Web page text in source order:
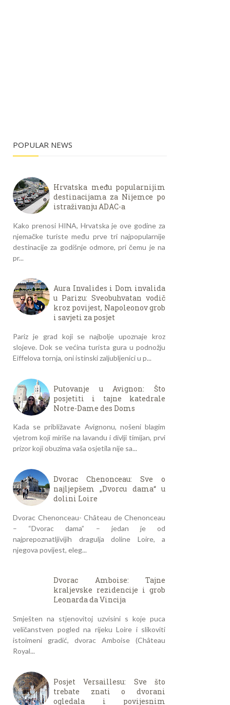
POPULAR NEWS
Hrvatska među popularnijim
destinacijama za Nijemce po
istraživanju ADAC-a
Kako prenosi HINA, Hrvatska je ove godine za
njemačke turiste među prve tri najpopularnije
destinacije za godišnje odmore, pri čemu je na
pr...
Aura Invalides i Dom invalida
u Parizu: Sveobuhvatan vodič
kroz povijest, Napoleonov grob
i savjeti za posjet
Pariz je grad koji se najbolje upoznaje kroz
slojeve. Dok se većina turista gura u podnožju
Eiffelova tornja, oni istinski zaljubljenici u p...
Putovanje u Avignon: Što
posjetiti i tajne katedrale
Notre-Dame des Doms
Kada se približavate Avignonu, nošeni blagim
vjetrom koji miriše na lavandu i divlji timijan, prvi
prizor koji obuzima vaša osjetila nije sa...
Dvorac Chenonceau: Sve o
najljepšem „Dvorcu dama“ u
dolini Loire
Dvorac Chenonceau- Château de Chenonceau
– “Dvorac dama” – jedan je od
najprepoznatljivijih dragulja doline Loire, a
njegova povijest, eleg...
Dvorac Amboise: Tajne
kraljevske rezidencije i grob
Leonarda da Vincija
Smješten na stjenovitoj uzvisini s koje puca
veličanstven pogled na rijeku Loire i slikoviti
istoimeni gradić, dvorac Amboise (Château
Royal...
Posjet Versaillesu: Sve što
trebate znati o dvorani
ogledala i povijesnim